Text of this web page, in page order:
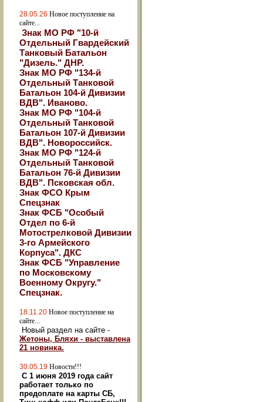
28.05.26 Новое поступление на
сайте...
Знак МО РФ "10-й
Отдельный Гвардейский
Танковый Батальон
"Дизель." ДНР.
Знак МО РФ "134-й
Отдельный Танковой
Батальон 104-й Дивизии
ВДВ". Иваново.
Знак МО РФ "104-й
Отдельный Танковой
Батальон 107-й Дивизии
ВДВ". Новороссийск.
Знак МО РФ "124-й
Отдельный Танковой
Батальон 76-й Дивизии
ВДВ". Псковская обл.
Знак ФСО Крым
Спецзнак
Знак ФСБ "Особый
Отдел по 6-й
Мотострелковой Дивизии
3-го Армейского
Корпуса". ДКС
Знак ФСБ "Управление
по Московскому
Военному Округу."
Спецзнак.
18.11.20 Новое поступление на
сайте...
Новый раздел на сайте -
Жетоны, Бляхи - выставлена
21 новинка.
30.05.19 Новости!!!
С 1 июня 2019 года сайт
работает только по
предоплате на карты СБ,